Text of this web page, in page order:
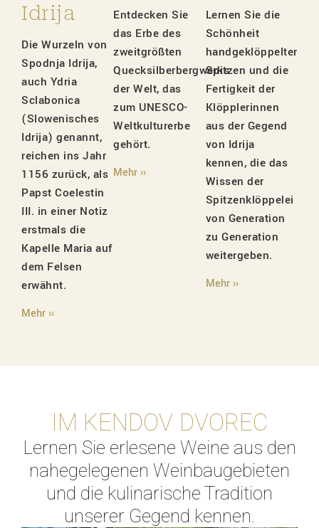
Idrija
Die Wurzeln von
Spodnja Idrija,
auch Ydria
Sclabonica
(Slowenisches
Idrija) genannt,
reichen ins Jahr
1156 zurück, als
Papst Coelestin
III. in einer Notiz
erstmals die
Kapelle Maria auf
dem Felsen
erwähnt.
Mehr ››
Entdecken Sie
das Erbe des
zweitgrößten
Quecksilberbergwerks
der Welt, das
zum UNESCO-
Weltkulturerbe
gehört.
Mehr ››
Lernen Sie die
Schönheit
handgeklöppelter
Spitzen und die
Fertigkeit der
Klöpplerinnen
aus der Gegend
von Idrija
kennen, die das
Wissen der
Spitzenklöppelei
von Generation
zu Generation
weitergeben.
Mehr ››
IM KENDOV DVOREC
Lernen Sie erlesene Weine aus den
nahegelegenen Weinbaugebieten
und die kulinarische Tradition
unserer Gegend kennen.